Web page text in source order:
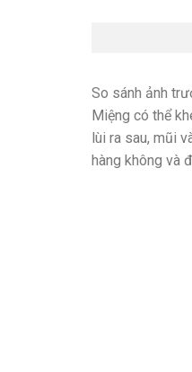
So sánh ảnh
Miệng có thể
lùi ra sau, mũi
hàng không và